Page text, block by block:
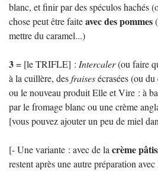
blanc, et finir par des spéculos hachés
chose peut être faiteavec despommes
mettre du caramel...)
3= [le TRIFLE] : Intercaler(ou faire
à la cuillère, desfraisesécrasées (ou
ou le nouveau produit Elle et Vire : à
par le fromage blanc ou une crème
[vous pouvez ajouter un peu de miel
[- Une variante : avec de lacrème
restent après une autre préparation